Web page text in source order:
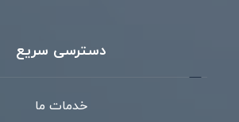
دسترسی سریع
خدمات ما